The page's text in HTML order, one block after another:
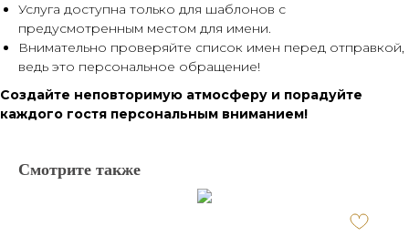
Услуга доступна только для шаблонов с
предусмотренным местом для имени.
Внимательно проверяйте список имен перед отправкой,
ведь это персональное обращение!
Создайте неповторимую атмосферу и порадуйте
каждого гостя персональным вниманием!
Смотрите также